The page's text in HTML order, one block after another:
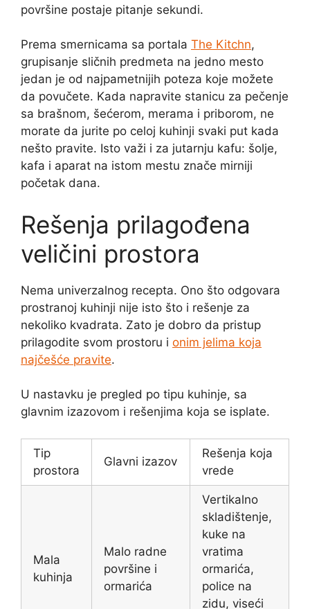
površine postaje pitanje sekundi.
Prema smernicama sa portala The Kitchn,
grupisanje sličnih predmeta na jedno mesto
jedan je od najpametnijih poteza koje možete
da povučete. Kada napravite stanicu za pečenje
sa brašnom, šećerom, merama i priborom, ne
morate da jurite po celoj kuhinji svaki put kada
nešto pravite. Isto važi i za jutarnju kafu: šolje,
kafa i aparat na istom mestu znače mirniji
početak dana.
Rešenja prilagođena
veličini prostora
Nema univerzalnog recepta. Ono što odgovara
prostranoj kuhinji nije isto što i rešenje za
nekoliko kvadrata. Zato je dobro da pristup
prilagodite svom prostoru i onim jelima koja
najčešće pravite.
U nastavku je pregled po tipu kuhinje, sa
glavnim izazovom i rešenjima koja se isplate.
Tip
prostora
Glavni izazov
Rešenja koja
vrede
Mala
kuhinja
Malo radne
površine i
ormarića
Vertikalno
skladištenje,
kuke na
vratima
ormarića,
police na
zidu, viseći